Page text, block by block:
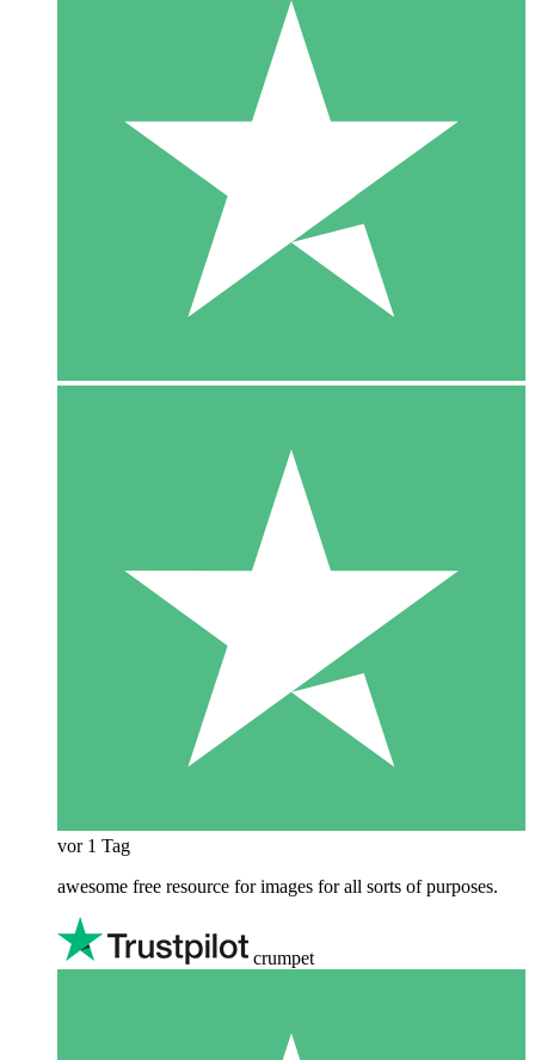
vor 1 Tag
awesome free resource for images for all sorts of purposes.
crumpet